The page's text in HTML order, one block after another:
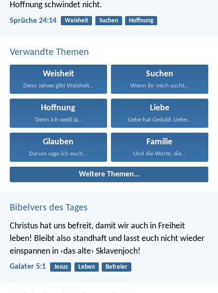
Hoffnung schwindet nicht.
Sprüche 24:14 Weisheit Suchen Hoffnung
Verwandte Themen
Weisheit
Denn Jahwe gibt Weisheit...
Suchen
Wenn ihr mich sucht...
Hoffnung
'Denn ich weiß ja...
Liebe
Liebe hat Geduld. Liebe...
Glauben
Darum sage ich euch...
Familie
Und die Worte, die...
Weitere Themen...
Bibelvers des Tages
Christus hat uns befreit, damit wir auch in Freiheit
leben! Bleibt also standhaft und lasst euch nicht wieder
einspannen in ‹das alte› Sklavenjoch!
Galater 5:1 Jesus Leben Befreier